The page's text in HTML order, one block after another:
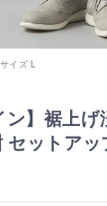
イズ:L
ン】裾上
セットアッ